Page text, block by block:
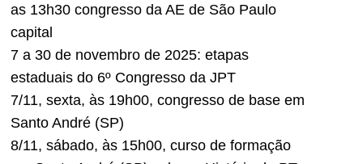
as 13h30 congresso da AE de São Paulo
capital
7 a 30 de novembro de 2025: etapas
estaduais do 6º Congresso da JPT
7/11, sexta, às 19h00, congresso de base em
Santo André (SP)
8/11, sábado, às 15h00, curso de formação